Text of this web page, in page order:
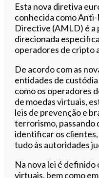
Esta nova diretiva
conhecida como
Directive (AMLD) é a
direcionada
operadores de cripto
De acordo com as
entidades de
como os operadores
de moedas virtuais,
leis de prevenção e
terrorismo, passando
identificar os
tudo às autoridades
Na nova lei é
virtuais, bem como